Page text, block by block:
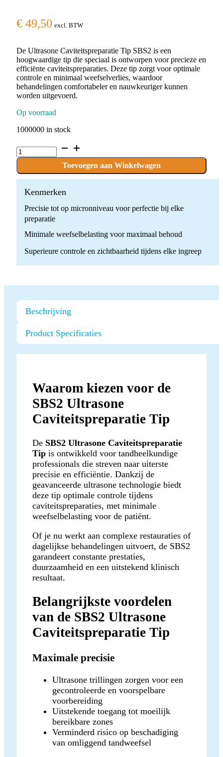
€ 49,50 excl. BTW
De Ultrasone Caviteitspreparatie Tip SBS2 is een
hoogwaardige tip die speciaal is ontworpen voor precieze en
efficiënte caviteitspreparaties. Deze tip zorgt voor optimale
controle en minimaal weefselverlies, waardoor
behandelingen comfortabeler en nauwkeuriger kunnen
worden uitgevoerd.
Op voorraad
1000000 in stock
Ultrasone
Caviteitspreparatie
quantity
Toevoegen aan Winkelwagen
Kenmerken
Precisie tot op micronniveau voor perfectie bij elke
preparatie
Minimale weefselbelasting voor maximaal behoud
Superieure controle en zichtbaarheid tijdens elke ingreep
Beschrijving
Product Specificaties
Waarom kiezen voor de
SBS2 Ultrasone
Caviteitspreparatie Tip
De SBS2 Ultrasone Caviteitspreparatie
Tip is ontwikkeld voor tandheelkundige
professionals die streven naar uiterste
precisie en efficiëntie. Dankzij de
geavanceerde ultrasone technologie biedt
deze tip optimale controle tijdens
caviteitspreparaties, met minimale
weefselbelasting voor de patiënt.
Of je nu werkt aan complexe restauraties of
dagelijkse behandelingen uitvoert, de SBS2
garandeert constante prestaties,
duurzaamheid en een uitstekend klinisch
resultaat.
Belangrijkste voordelen
van de SBS2 Ultrasone
Caviteitspreparatie Tip
Maximale precisie
Ultrasone trillingen zorgen voor een
gecontroleerde en voorspelbare
voorbereiding
Uitstekende toegang tot moeilijk
bereikbare zones
Verminderd risico op beschadiging
van omliggend tandweefsel